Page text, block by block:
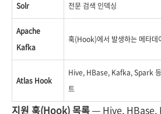
Solr 전문 검색 인덱싱
Apache
Kafka
훅(Hook)에서 발생하는 메타데
Atlas Hook
Hive, HBase, Kafka, Spark 등
트
지원 훅(Hook) 목록— Hive, HBase,